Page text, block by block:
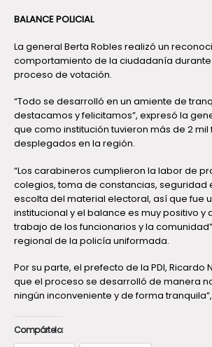
BALANCE POLICIAL
La general Berta Robles realizó un
comportamiento de la ciudadanía
proceso de votación.
“Todo se desarrolló en un amiente de
destacamos y felicitamos”, expresó la
que como institución tuvieron más de 2 mil
desplegados en la región.
“Los carabineros cumplieron la labor de
colegios, toma de constancias, seguridad
escolta del material electoral, así que fue
institucional y el balance es muy positivo
trabajo de los funcionarios y la
regional de la policía uniformada.
Por su parte, el prefecto de la PDI, Ricardo
que el proceso se desarrolló de manera
ningún inconveniente y de forma
Compártelo: